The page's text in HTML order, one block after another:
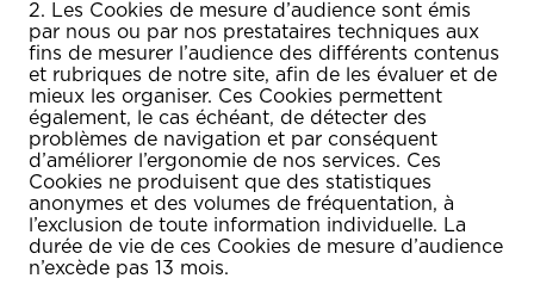
2. Les Cookies de mesure d’audience sont émis
par nous ou par nos prestataires techniques aux
fins de mesurer l’audience des différents contenus
et rubriques de notre site, afin de les évaluer et de
mieux les organiser. Ces Cookies permettent
également, le cas échéant, de détecter des
problèmes de navigation et par conséquent
d’améliorer l’ergonomie de nos services. Ces
Cookies ne produisent que des statistiques
anonymes et des volumes de fréquentation, à
l’exclusion de toute information individuelle. La
durée de vie de ces Cookies de mesure d’audience
n’excède pas 13 mois.